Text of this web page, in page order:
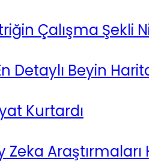
Çalışma Şekli
Beyin Haritası